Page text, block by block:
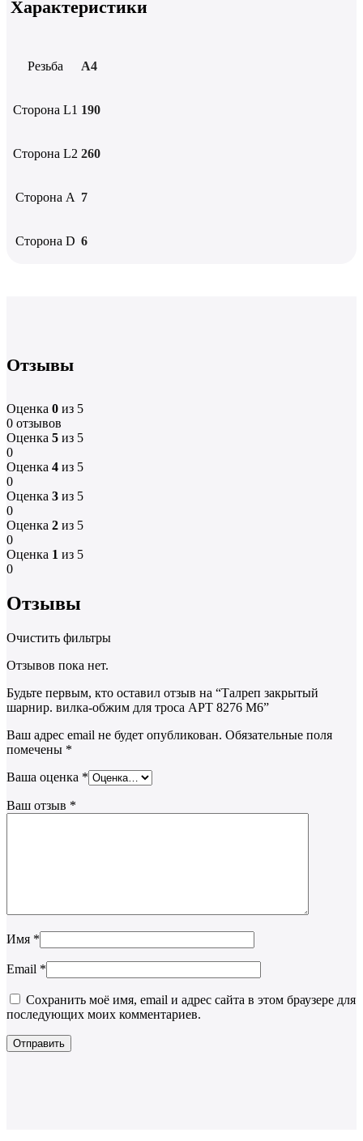
Характеристики
Резьба А4
Сторона L1 190
Сторона L2 260
Сторона А 7
Сторона D 6
Отзывы
Оценка 0 из 5
0 отзывов
Оценка 5 из 5
0
Оценка 4 из 5
0
Оценка 3 из 5
0
Оценка 2 из 5
0
Оценка 1 из 5
0
Отзывы
Очистить фильтры
Отзывов пока нет.
Будьте первым, кто оставил отзыв на “Талреп закрытый
шарнир. вилка-обжим для троса АРТ 8276 M6”
Ваш адрес email не будет опубликован. Обязательные поля
помечены *
Ваша оценка *
Ваш отзыв *
Имя *
Email *
Сохранить моё имя, email и адрес сайта в этом браузере для
последующих моих комментариев.